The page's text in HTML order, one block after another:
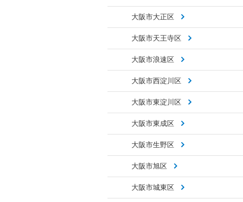
大阪市大正区
大阪市天王寺区
大阪市浪速区
大阪市西淀川区
大阪市東淀川区
大阪市東成区
大阪市生野区
大阪市旭区
大阪市城東区